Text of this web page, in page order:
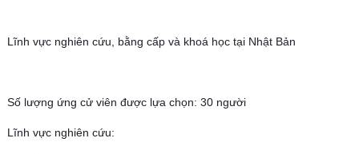
Lĩnh vực nghiên cứu, bằng cấp và khoá học tại Nhật Bản
Số lượng ứng cử viên được lựa chọn: 30 người
Lĩnh vực nghiên cứu: